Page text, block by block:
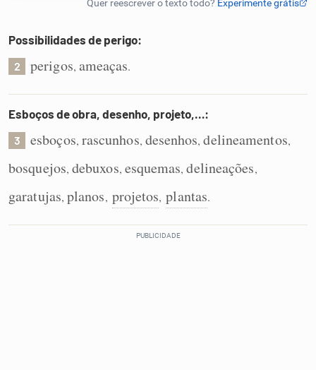
Caça-palavras
Dicionário
Possibilidades de perigo:
2 perigos, ameaças.
Esboços de obra, desenho, projeto,…:
3 esboços, rascunhos, desenhos,delineamentos,
bosquejos, debuxos, esquemas,delineações,
garatujas, planos, projetos, plantas.